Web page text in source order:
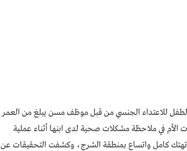
للاعتداء الجنسي من قبل موظف مسن يبلغ من العمر
في ملاحظة مشكلات صحية لدى ابنها أثناء عملية
تهتك كامل واتساع بمنطقة الشرج، وكشفت التحقيقات عن